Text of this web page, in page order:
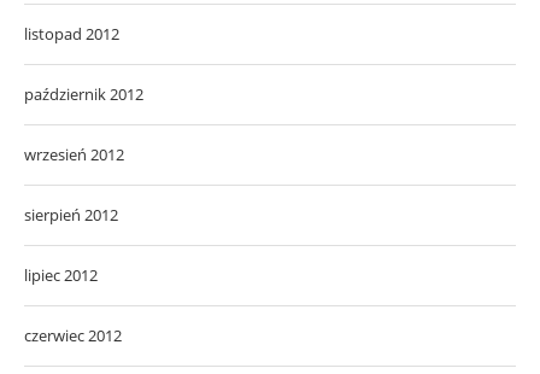
listopad 2012
październik 2012
wrzesień 2012
sierpień 2012
lipiec 2012
czerwiec 2012